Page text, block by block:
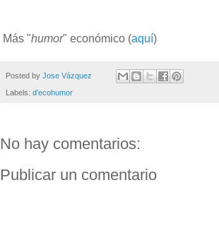
Más "humor" económico (aquí)
Posted by Jose Vázquez
Labels: d'ecohumor
No hay comentarios:
Publicar un comentario